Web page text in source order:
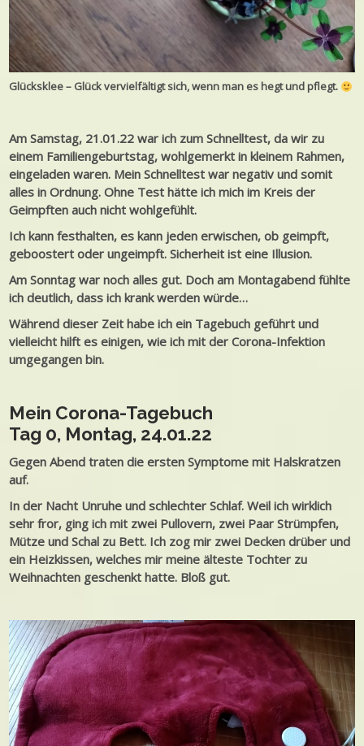
Glücksklee – Glück vervielfältigt sich, wenn man es hegt und pflegt.
Am Samstag, 21.01.22 war ich zum Schnelltest, da wir zu
einem Familiengeburtstag, wohlgemerkt in kleinem Rahmen,
eingeladen waren. Mein Schnelltest war negativ und somit
alles in Ordnung. Ohne Test hätte ich mich im Kreis der
Geimpften auch nicht wohlgefühlt.
Ich kann festhalten, es kann jeden erwischen, ob geimpft,
geboostert oder ungeimpft. Sicherheit ist eine Illusion.
Am Sonntag war noch alles gut. Doch am Montagabend fühlte
ich deutlich, dass ich krank werden würde…
Während dieser Zeit habe ich ein Tagebuch geführt und
vielleicht hilft es einigen, wie ich mit der Corona-Infektion
umgegangen bin.
Mein Corona-Tagebuch
Tag 0, Montag, 24.01.22
Gegen Abend traten die ersten Symptome mit Halskratzen
auf.
In der Nacht Unruhe und schlechter Schlaf. Weil ich wirklich
sehr fror, ging ich mit zwei Pullovern, zwei Paar Strümpfen,
Mütze und Schal zu Bett. Ich zog mir zwei Decken drüber und
ein Heizkissen, welches mir meine älteste Tochter zu
Weihnachten geschenkt hatte. Bloß gut.